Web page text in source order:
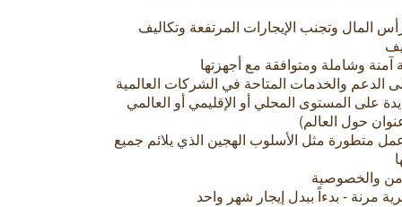
المال وتجنب الإيجارات المرتفعة وتكاليف
وشاملة ومتوافقة مع أجهزتها
الدعم والخدمات المتاحة في الشركات العالمية
على المستوى المحلي أو الإقليمي أو العالمي
متطورة مثل الأسلوب الهجين الذي يلائم جميع
والخصوصية
مرنة - بدءاً ببدل إيجار شهر واحد